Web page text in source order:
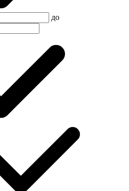
до